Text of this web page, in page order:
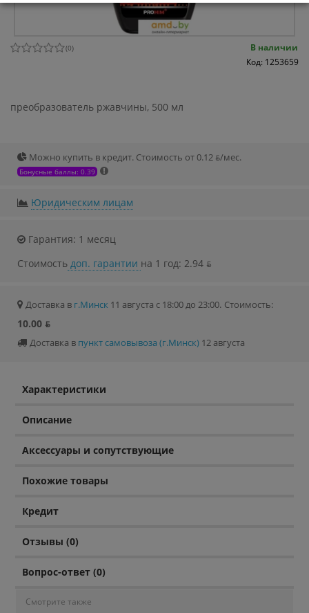
(0)
В наличии
Код: 1253659
преобразователь ржавчины, 500 мл
Можно купить в кредит. Стоимость от 0.12 ƃ/мec.
Бонусные баллы: 0.39
Юридическим лицам
Гарантия: 1 месяц
Стоимость доп. гарантии на 1 год: 2.94 ƃ
Доставка в г.Минск 11 августа с 18:00 до 23:00. Стоимость:
10.00 ƃ
Доставка в пункт самовывоза (г.Минск) 12 августа
Характеристики
Описание
Аксессуары и сопутствующие
Похожие товары
Кредит
Отзывы (0)
Вопрос-ответ (0)
Смотрите также